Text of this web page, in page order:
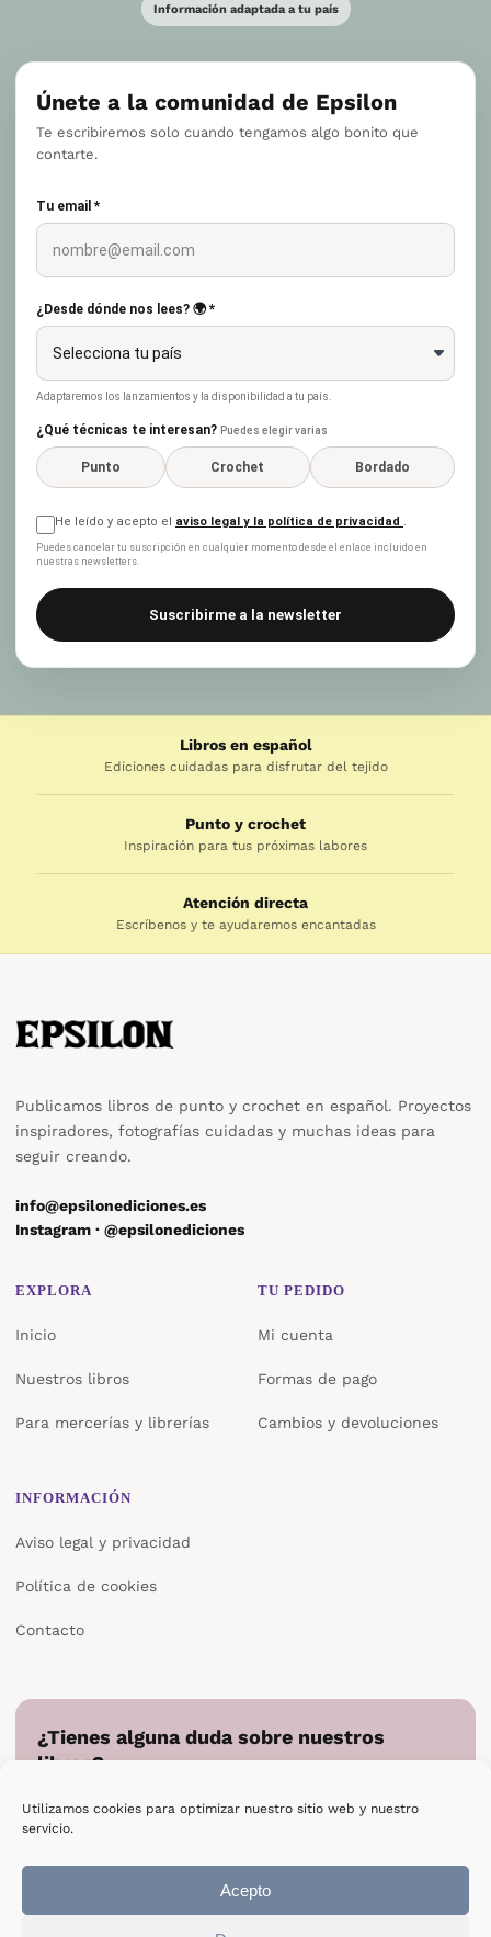
Utilizamos cookies para optimizar nuestro sitio web y nuestro
servicio.
Acepto
Información adaptada a tu país
Únete a la comunidad de Epsilon
Te escribiremos solo cuando tengamos algo bonito que
contarte.
Tu email *
¿Desde dónde nos lees? 🌍 *
Adaptaremos los lanzamientos y la disponibilidad a tu país.
¿Qué técnicas te interesan? Puedes elegir varias
Punto Crochet Bordado
He leído y acepto el aviso legal y la política de privacidad .
Puedes cancelar tu suscripción en cualquier momento desde el enlace incluido en
nuestras newsletters.
Suscribirme a la newsletter
Libros en español
Ediciones cuidadas para disfrutar del tejido
Punto y crochet
Inspiración para tus próximas labores
Atención directa
Escríbenos y te ayudaremos encantadas
Publicamos libros de punto y crochet en español. Proyectos
inspiradores, fotografías cuidadas y muchas ideas para
seguir creando.
info@epsilonediciones.es
Instagram · @epsilonediciones
EXPLORA
Inicio
Nuestros libros
Para mercerías y librerías
TU PEDIDO
Mi cuenta
Formas de pago
Cambios y devoluciones
INFORMACIÓN
Aviso legal y privacidad
Política de cookies
Contacto
¿Tienes alguna duda sobre nuestros
libros?
directamente.
Escribir a Epsilon